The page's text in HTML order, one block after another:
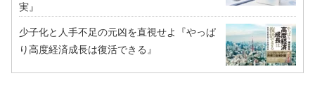
実』
少子化と人手不足の元凶を直視せよ『やっぱ
り高度経済成長は復活できる』